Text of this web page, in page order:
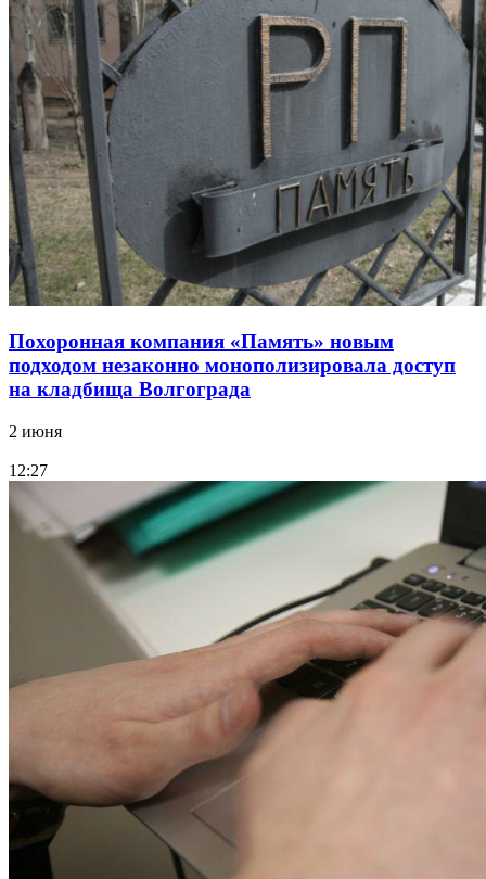
Похоронная компания «Память» новым
подходом незаконно монополизировала доступ
на кладбища Волгограда
2 июня
12:27